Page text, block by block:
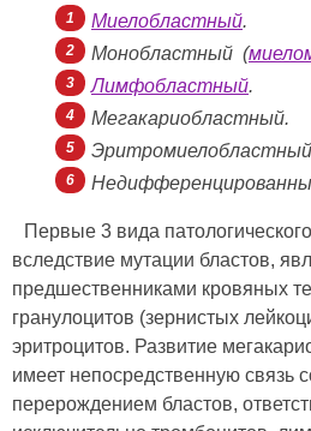
Миелобластный.
Монобластный (
Лимфобластный.
Мегакариобластный.
Первые 3 вида
вследствие мутации бластов,
предшественниками кровяных
гранулоцитов (зернистых
эритроцитов. Развитие
имеет непосредственную связь
перерождением бластов,